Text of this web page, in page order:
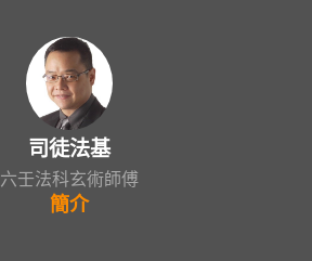
司徒法基
六壬法科玄術師傅
簡介